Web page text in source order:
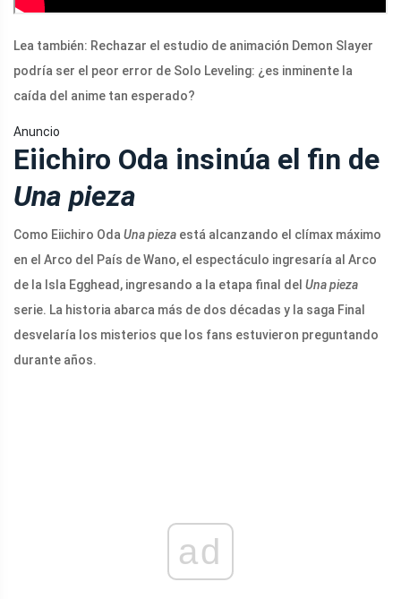
Lea también: Rechazar el estudio de animación Demon Slayer
podría ser el peor error de Solo Leveling: ¿es inminente la
caída del anime tan esperado?
Anuncio
Eiichiro Oda insinúa el fin de
Una pieza
Como Eiichiro Oda Una pieza está alcanzando el clímax máximo
en el Arco del País de Wano, el espectáculo ingresaría al Arco
de la Isla Egghead, ingresando a la etapa final del Una pieza
serie. La historia abarca más de dos décadas y la saga Final
desvelaría los misterios que los fans estuvieron preguntando
durante años.
ad